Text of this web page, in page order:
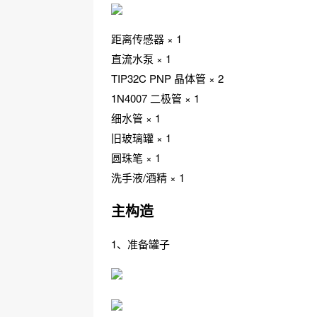
距离传感器 × 1
直流水泵 × 1
TIP32C PNP 晶体管 × 2
1N4007 二极管 × 1
细水管 × 1
旧玻璃罐 × 1
圆珠笔 × 1
洗手液/酒精 × 1
主构造
1、准备罐子